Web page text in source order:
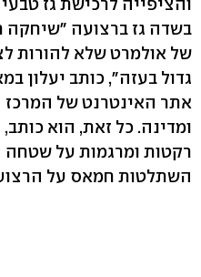
בשדה גז ברצועה
של אולמרט שלא להורות
גדול בעזה", כותב יעלון
אתר האינטרנט של המרכז
ומדינה. כל זאת, הוא
רקטות ומרגמות על שטחה
השתלטות חמאס על הרצועה